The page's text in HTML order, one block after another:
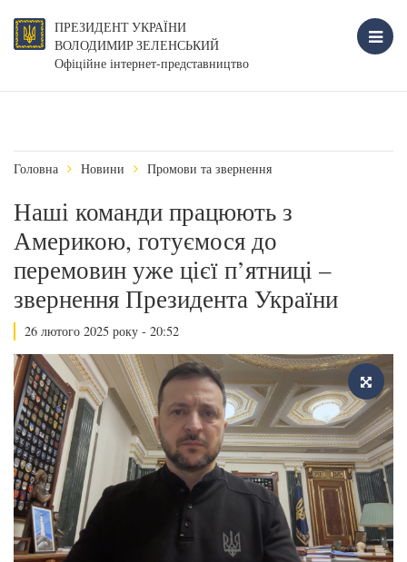
ПРЕЗИДЕНТ УКРАЇНИ
ВОЛОДИМИР ЗЕЛЕНСЬКИЙ
Офіційне інтернет-представництво
Головна Новини Промови та звернення
Наші команди працюють з
Америкою, готуємося до
перемовин уже цієї п’ятниці –
звернення Президента України
26 лютого 2025 року - 20:52